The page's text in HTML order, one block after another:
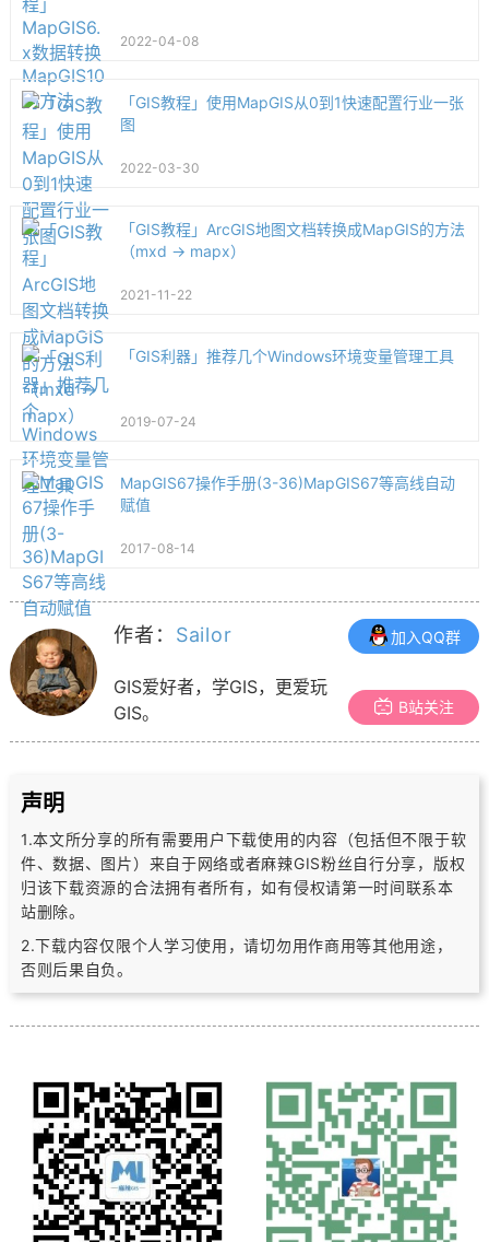
2022-04-08
「GIS教程」使用MapGIS从0到1快速配置行业一张
图
2022-03-30
「GIS教程」ArcGIS地图文档转换成MapGIS的方法
（mxd -> mapx）
2021-11-22
「GIS利器」推荐几个Windows环境变量管理工具
2019-07-24
MapGIS67操作手册(3-36)MapGIS67等高线自动
赋值
2017-08-14
作者： Sailor
GIS爱好者，学GIS，更爱玩
GIS。
加入QQ群
B站关注
声明
1.本文所分享的所有需要用户下载使用的内容（包括但不限于软
件、数据、图片） 来自于网络或者麻辣GIS粉丝自行分享，版权
归该下载资源的合法拥有者所有，如有侵权请第一时间联系本
站删除。
2.下载内容仅限个人学习使用，请切勿用作商用等其他用途，
否则后果自负。